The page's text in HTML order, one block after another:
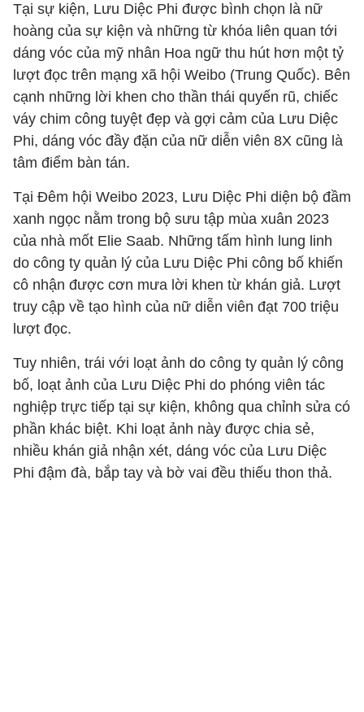
Tại sự kiện, Lưu Diệc Phi được bình chọn là nữ
hoàng của sự kiện và những từ khóa liên quan tới
dáng vóc của mỹ nhân Hoa ngữ thu hút hơn một tỷ
lượt đọc trên mạng xã hội Weibo (Trung Quốc). Bên
cạnh những lời khen cho thần thái quyến rũ, chiếc
váy chim công tuyệt đẹp và gợi cảm của Lưu Diệc
Phi, dáng vóc đầy đặn của nữ diễn viên 8X cũng là
tâm điểm bàn tán.
Tại Đêm hội Weibo 2023, Lưu Diệc Phi diện bộ đầm
xanh ngọc nằm trong bộ sưu tập mùa xuân 2023
của nhà mốt Elie Saab. Những tấm hình lung linh
do công ty quản lý của Lưu Diệc Phi công bố khiến
cô nhận được cơn mưa lời khen từ khán giả. Lượt
truy cập về tạo hình của nữ diễn viên đạt 700 triệu
lượt đọc.
Tuy nhiên, trái với loạt ảnh do công ty quản lý công
bố, loạt ảnh của Lưu Diệc Phi do phóng viên tác
nghiệp trực tiếp tại sự kiện, không qua chỉnh sửa có
phần khác biệt. Khi loạt ảnh này được chia sẻ,
nhiều khán giả nhận xét, dáng vóc của Lưu Diệc
Phi đậm đà, bắp tay và bờ vai đều thiếu thon thả.